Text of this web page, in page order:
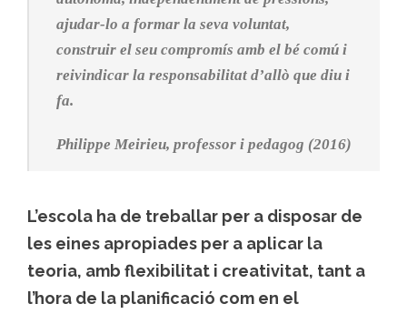
ajudar-lo a formar la seva voluntat,
construir el seu compromís amb el bé comú i
reivindicar la responsabilitat d’allò que diu i
fa.
Philippe Meirieu, professor i pedagog (2016)
L’escola ha de treballar per a disposar de
les eines apropiades per a aplicar la
teoria, amb flexibilitat i creativitat, tant a
l’hora de la planificació com en el